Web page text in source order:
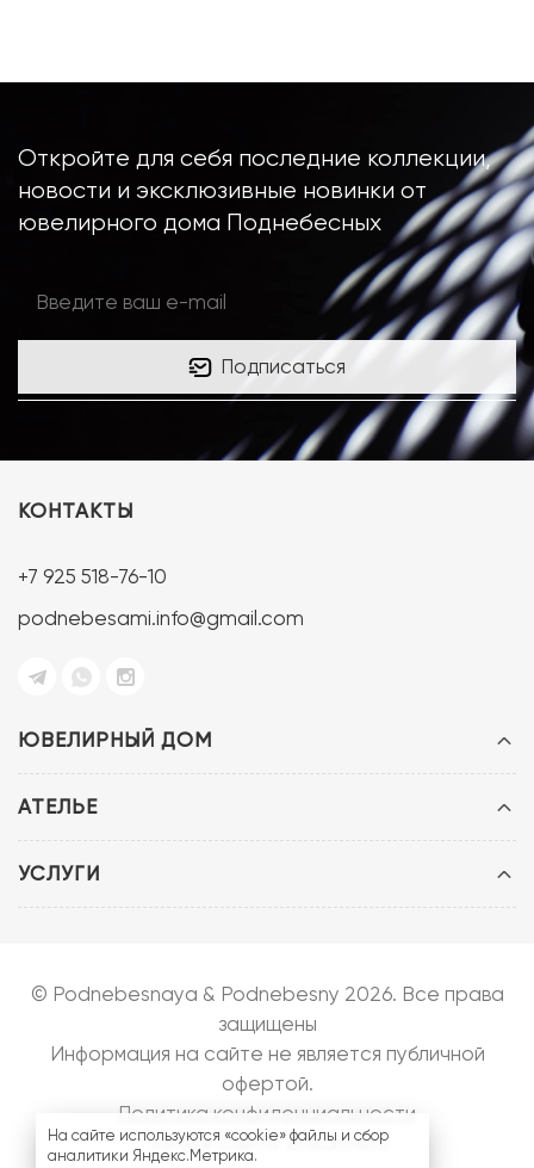
Откройте для себя последние коллекции,
новости и эксклюзивные новинки от
ювелирного дома Поднебесных
Подписаться
ЮВЕЛИРНЫЙ ДОМ
АТЕЛЬЕ
УСЛУГИ
КОНТАКТЫ
+7 925 518-76-10
podnebesami.info@gmail.com
© Podnebesnaya & Podnebesny 2026. Все права
защищены
Информация на сайте не является публичной
офертой.
Политика конфиденциальности
Запуск сайта:bazarow.ru
На сайте используются «cookie» файлы и сбор
аналитики Яндекс.Метрика.